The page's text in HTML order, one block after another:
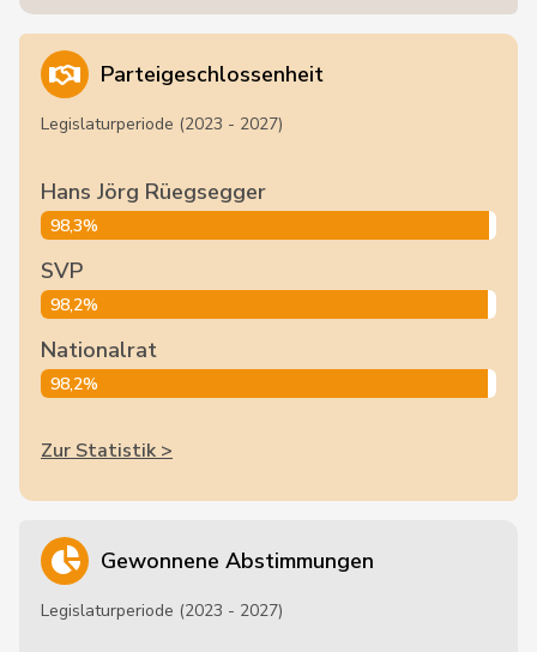
Parteigeschlossenheit
Legislaturperiode (2023 - 2027)
Hans Jörg Rüegsegger
98,3%
SVP
98,2%
Nationalrat
98,2%
Zur Statistik >
Gewonnene Abstimmungen
Legislaturperiode (2023 - 2027)